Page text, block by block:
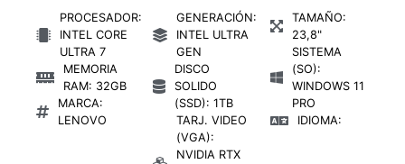
PROCESADOR:
INTEL CORE
ULTRA 7
MEMORIA
RAM: 32GB
MARCA:
LENOVO
GENERACIÓN:
INTEL ULTRA
GEN
DISCO
SOLIDO
(SSD): 1TB
TARJ. VIDEO
(VGA):
NVIDIA RTX
TAMAÑO:
23,8"
SISTEMA
(SO):
WINDOWS 11
PRO
IDIOMA: